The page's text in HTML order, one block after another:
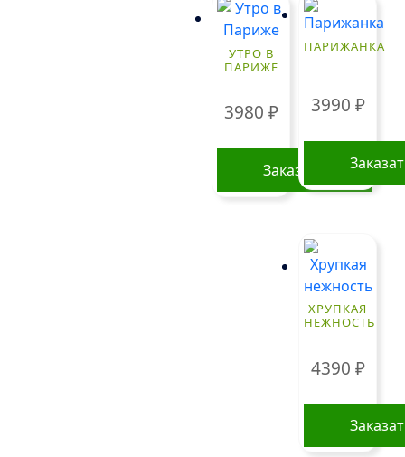
товар
несколько
выбрать
странице
УТРО В
ПАРИЖЕ
3980 ₽
Заказать
ПАРИЖАНКА
3990 ₽
ХРУПКАЯ
НЕЖНОСТЬ
4390 ₽